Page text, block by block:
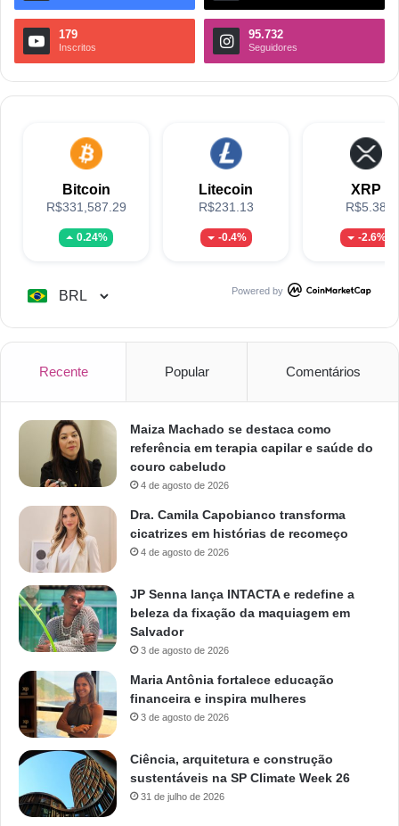
179
Inscritos
95.732
Seguidores
Bitcoin
R$331,587.29
0.24%
Litecoin
R$231.13
-0.4%
XRP
R$5.38
-2.6%
Powered by
Recente Popular Comentários
Maiza Machado se destaca como
referência em terapia capilar e saúde do
couro cabeludo
4 de agosto de 2026
Dra. Camila Capobianco transforma
cicatrizes em histórias de recomeço
4 de agosto de 2026
JP Senna lança INTACTA e redefine a
beleza da fixação da maquiagem em
Salvador
3 de agosto de 2026
Maria Antônia fortalece educação
financeira e inspira mulheres
3 de agosto de 2026
Ciência, arquitetura e construção
sustentáveis na SP Climate Week 26
31 de julho de 2026